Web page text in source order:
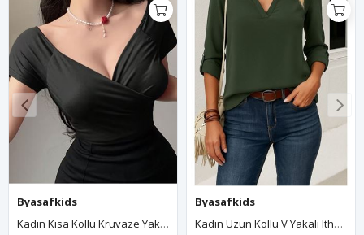
Byasafkids
Kadın Uzun Kollu V Yakalı Ithal Krep Bluz
Byasafkids
Kadın Uzun Kollu Leopar Yakalı Fermuarlı Waffle Bluz